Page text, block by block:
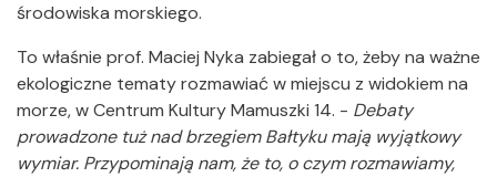
środowiska morskiego.
To właśnie prof. Maciej Nyka zabiegał o to, żeby na ważne
ekologiczne tematy rozmawiać w miejscu z widokiem na
morze, w Centrum Kultury Mamuszki 14. - Debaty
prowadzone tuż nad brzegiem Bałtyku mają wyjątkowy
wymiar. Przypominają nam, że to, o czym rozmawiamy,